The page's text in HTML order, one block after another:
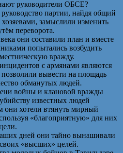
руководители ОБСЕ?
партии, найдя общий
замыслили изменить
переворота.
они составили план и вместе
попытались возбудить
вражду.
с армянами являются
вывести на площадь
обманутых людей.
войны и клановой вражды
известных людей
они хотели втянуть мирный
«благоприятную» для них
дней они тайно вынашивали
«высших» целей.